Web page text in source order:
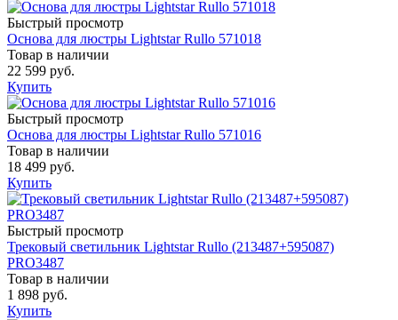
Быстрый просмотр
Основа для люстры Lightstar Rullo 571018
Товар в наличии
22 599 руб.
Купить
Быстрый просмотр
Основа для люстры Lightstar Rullo 571016
Товар в наличии
18 499 руб.
Купить
Быстрый просмотр
Трековый светильник Lightstar Rullo (213487+595087)
PRO3487
Товар в наличии
1 898 руб.
Купить